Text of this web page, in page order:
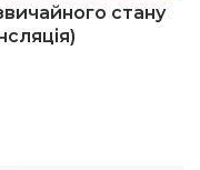
стану